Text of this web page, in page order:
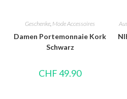
Geschenke, Mode Accessoires
Damen Portemonnaie Kork
Schwarz
CHF49.90